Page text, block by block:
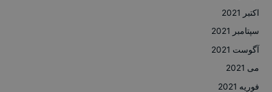
اکتبر 2021
سپتامبر 2021
آگوست 2021
می 2021
فوریه 2021